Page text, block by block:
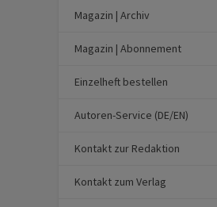
Magazin | Archiv
Magazin | Abonnement
Einzelheft bestellen
Autoren-Service (DE/EN)
Kontakt zur Redaktion
Kontakt zum Verlag